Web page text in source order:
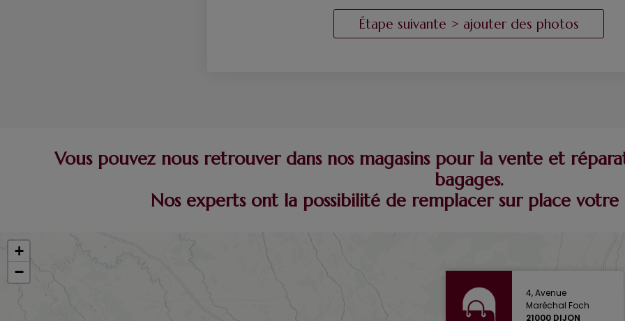
Vous pouvez nous retrouver dans nos magasins pour la vente et
bagages.
Nos experts ont la possibilité de remplacer sur place
4, Avenue
Maréchal Foch
21000 DIJON
+
−